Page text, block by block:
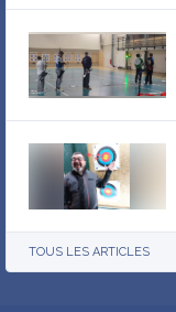
TOUS LES ARTICLES